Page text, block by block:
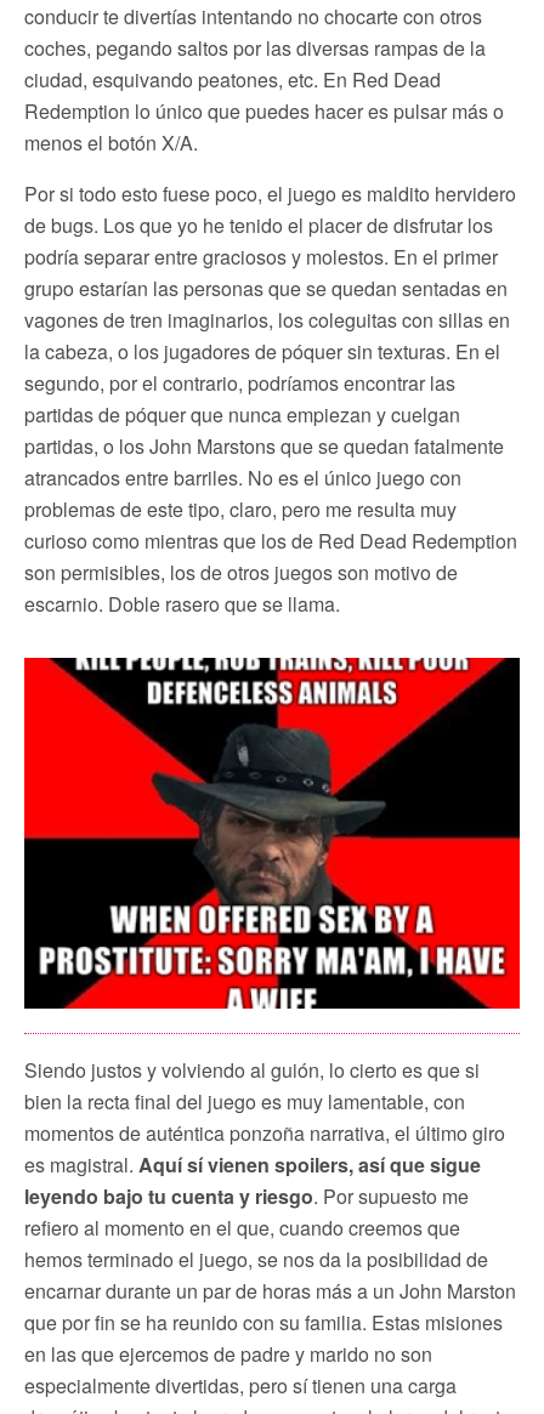
conducir te divertías intentando no chocarte con otros
coches, pegando saltos por las diversas rampas de la
ciudad, esquivando peatones, etc. En Red Dead
Redemption lo único que puedes hacer es pulsar más o
menos el botón X/A.
Por si todo esto fuese poco, el juego es maldito hervidero
de bugs. Los que yo he tenido el placer de disfrutar los
podría separar entre graciosos y molestos. En el primer
grupo estarían las personas que se quedan sentadas en
vagones de tren imaginarios, los coleguitas con sillas en
la cabeza, o los jugadores de póquer sin texturas. En el
segundo, por el contrario, podríamos encontrar las
partidas de póquer que nunca empiezan y cuelgan
partidas, o los John Marstons que se quedan fatalmente
atrancados entre barriles. No es el único juego con
problemas de este tipo, claro, pero me resulta muy
curioso como mientras que los de Red Dead Redemption
son permisibles, los de otros juegos son motivo de
escarnio. Doble rasero que se llama.
Siendo justos y volviendo al guión, lo cierto es que si
bien la recta final del juego es muy lamentable, con
momentos de auténtica ponzoña narrativa, el último giro
es magistral. Aquí sí vienen spoilers, así que sigue
leyendo bajo tu cuenta y riesgo. Por supuesto me
refiero al momento en el que, cuando creemos que
hemos terminado el juego, se nos da la posibilidad de
encarnar durante un par de horas más a un John Marston
que por fin se ha reunido con su familia. Estas misiones
en las que ejercemos de padre y marido no son
especialmente divertidas, pero sí tienen una carga